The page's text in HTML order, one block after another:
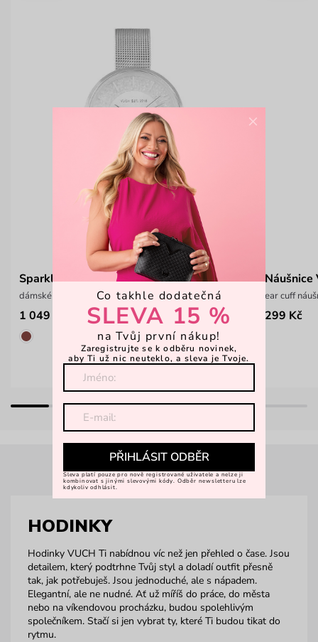
Sparkly Light Silver
dámské náramkové hodinky
1 049 Kč 1 499 Kč
Náušnice
ear cuff
299 Kč
HODINKY
Hodinky VUCH Ti nabídnou víc než jen přehled o čase. Jsou
detailem, který podtrhne Tvůj styl a doladí outfit přesně
tak, jak potřebuješ. Jsou jednoduché, ale s nápadem.
Elegantní, ale ne nudné. Ať už míříš do práce, do města
nebo na víkendovou procházku, budou spolehlivým
společníkem. Stačí si jen vybrat ty, které Ti budou tikat do
rytmu.
×
Co takhle dodatečná
SLEVA 15 %
na Tvůj první nákup!
Zaregistrujte se k odběru novinek,
aby Ti už nic neuteklo, a sleva je Tvoje.
PŘIHLÁSIT ODBĚR
Sleva platí pouze pro nově registrované uživatele a nelze ji
kombinovat s jinými slevovými kódy. Odběr newsletteru lze
kdykoliv odhlásit.